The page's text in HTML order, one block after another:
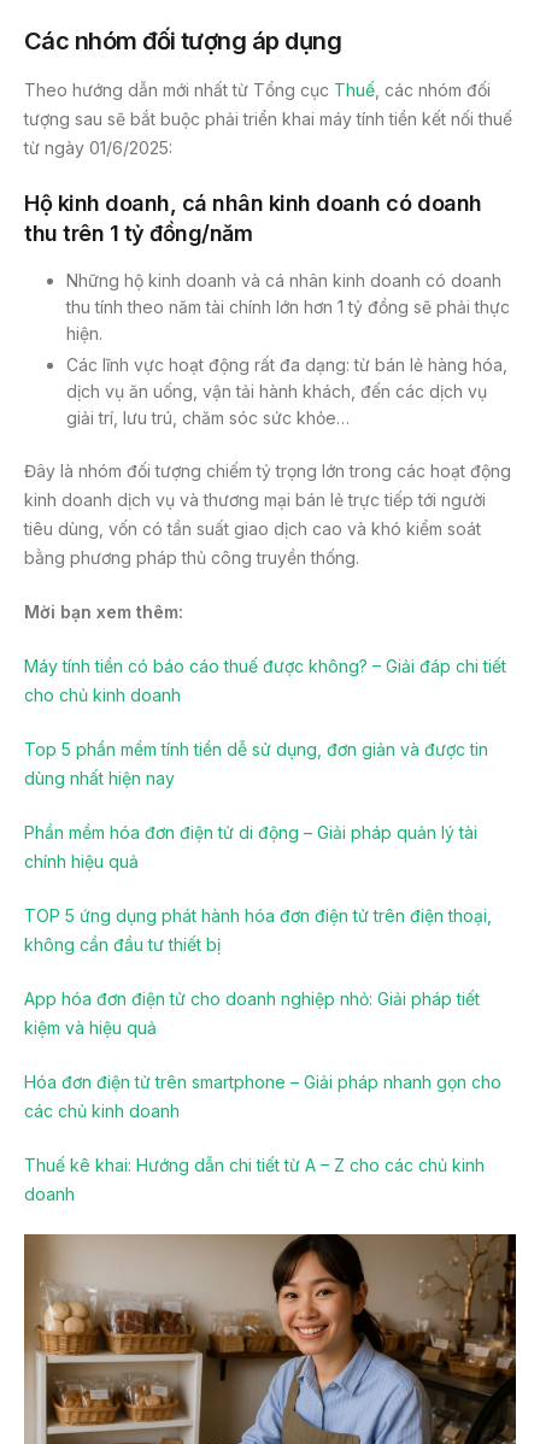
Các nhóm đối tượng áp dụng
Theo hướng dẫn mới nhất từ Tổng cục Thuế , các nhóm đối
tượng sau sẽ bắt buộc phải triển khai máy tính tiền kết nối thuế
từ ngày 01/6/2025:
Hộ kinh doanh, cá nhân kinh doanh có doanh
thu trên 1 tỷ đồng/năm
Những hộ kinh doanh và cá nhân kinh doanh có doanh
thu tính theo năm tài chính lớn hơn 1 tỷ đồng sẽ phải thực
hiện.
Các lĩnh vực hoạt động rất đa dạng: từ bán lẻ hàng hóa,
dịch vụ ăn uống, vận tải hành khách, đến các dịch vụ
giải trí, lưu trú, chăm sóc sức khỏe…
Đây là nhóm đối tượng chiếm tỷ trọng lớn trong các hoạt động
kinh doanh dịch vụ và thương mại bán lẻ trực tiếp tới người
tiêu dùng, vốn có tần suất giao dịch cao và khó kiểm soát
bằng phương pháp thủ công truyền thống.
Mời bạn xem thêm:
Máy tính tiền có báo cáo thuế được không? – Giải đáp chi tiết
cho chủ kinh doanh
Top 5 phần mềm tính tiền dễ sử dụng, đơn giản và được tin
dùng nhất hiện nay
Phần mềm hóa đơn điện tử di động – Giải pháp quản lý tài
chính hiệu quả
TOP 5 ứng dụng phát hành hóa đơn điện tử trên điện thoại,
không cần đầu tư thiết bị
App hóa đơn điện tử cho doanh nghiệp nhỏ: Giải pháp tiết
kiệm và hiệu quả
Hóa đơn điện tử trên smartphone – Giải pháp nhanh gọn cho
các chủ kinh doanh
Thuế kê khai: Hướng dẫn chi tiết từ A – Z cho các chủ kinh
doanh